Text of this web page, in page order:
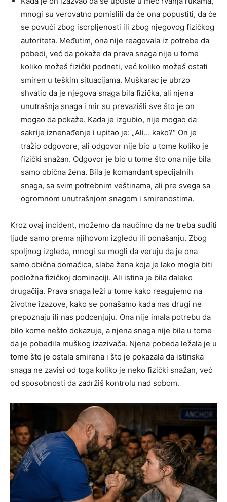
mnogi su verovatno pomislili da će ona popustiti, da će
se povući zbog iscrpljenosti ili zbog njegovog fizičkog
autoriteta. Međutim, ona nije reagovala iz potrebe da
pobedi, već da pokaže da prava snaga nije u tome
koliko možeš fizički podneti, već koliko možeš ostati
smiren u teškim situacijama. Muškarac je ubrzo
shvatio da je njegova snaga bila fizička, ali njena
unutrašnja snaga i mir su prevazišli sve što je on
mogao da pokaže. Kada je izgubio, nije mogao da
sakrije iznenađenje i upitao je: „Ali… kako?“ On je
tražio odgovore, ali odgovor nije bio u tome koliko je
fizički snažan. Odgovor je bio u tome što ona nije bila
samo obična žena. Bila je komandant specijalnih
snaga, sa svim potrebnim veštinama, ali pre svega sa
ogromnom unutrašnjom snagom i smirenostima.
Kroz ovaj incident, možemo da naučimo da ne treba suditi
ljude samo prema njihovom izgledu ili ponašanju. Zbog
spoljnog izgleda, mnogi su mogli da veruju da je ona
samo obična domaćica, slaba žena koja je lako mogla biti
podložna fizičkoj dominaciji. Ali istina je bila daleko
drugačija. Prava snaga leži u tome kako reagujemo na
životne izazove, kako se ponašamo kada nas drugi ne
prepoznaju ili nas podcenjuju. Ona nije imala potrebu da
bilo kome nešto dokazuje, a njena snaga nije bila u tome
da je pobedila muškog izazivača. Njena pobeda ležala je u
tome što je ostala smirena i što je pokazala da istinska
snaga ne zavisi od toga koliko je neko fizički snažan, već
od sposobnosti da zadržiš kontrolu nad sobom.